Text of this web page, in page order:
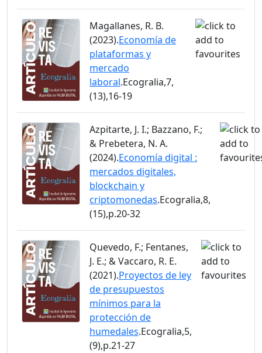
Magallanes, R. B.
(2023).Economía de
plataformas y
mercado
laboral.Ecogralia,7,
(13),16-19
Azpitarte, J. I.; Bazzano, F.;
& Prebetera, N. A.
(2024).Economía digital :
mercados digitales,
blockchain y
criptomonedas.Ecogralia,8,
(15),p.20-32
Quevedo, F.; Fentanes,
J. E.; & Vaccaro, R. E.
(2021).Proyectos de ley
de presupuestos
mínimos para la
protección de
humedales.Ecogralia,5,
(9),p.21-27